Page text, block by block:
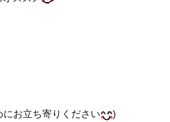
お立ち寄りください )